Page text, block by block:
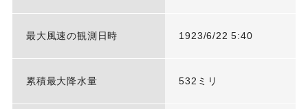
最大風速の観測日時 1923/6/22 5:40
累積最大降水量 532ミリ